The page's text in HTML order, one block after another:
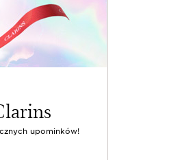
upominków!